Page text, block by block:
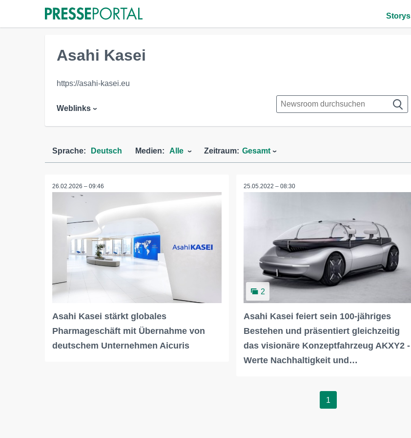
Storys
Asahi Kasei
https://asahi-kasei.eu
Weblinks
Sprache: Deutsch Medien: Alle Zeitraum: Gesamt
26.02.2026 – 09:46
Asahi Kasei stärkt globales
Pharmageschäft mit Übernahme von
deutschem Unternehmen Aicuris
25.05.2022 – 08:30
2
Asahi Kasei feiert sein 100-jähriges
Bestehen und präsentiert gleichzeitig
das visionäre Konzeptfahrzeug AKXY2 -
Werte Nachhaltigkeit und…
1